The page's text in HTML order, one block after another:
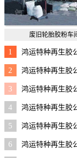
废旧轮胎胶粉车
1 鸿运特种再生胶
2 鸿运特种再生胶
3 鸿运特种再生胶
4 鸿运特种再生胶
5 鸿运特种再生胶
6 鸿运特种再生胶